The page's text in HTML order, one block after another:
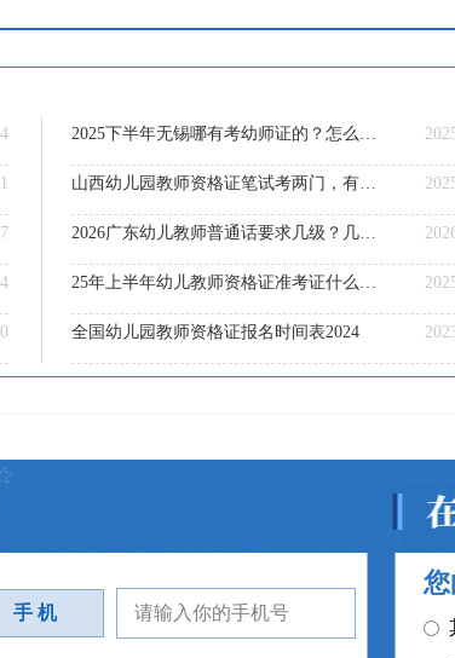
全国幼儿园教师资格证报名时间表2024
手 机